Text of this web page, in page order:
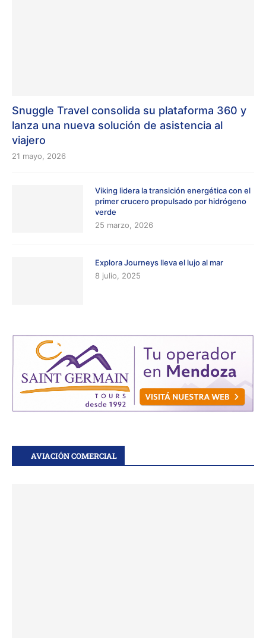
Snuggle Travel consolida su plataforma 360 y
lanza una nueva solución de asistencia al
viajero
21 mayo, 2026
Viking lidera la transición energética con el
primer crucero propulsado por hidrógeno
verde
25 marzo, 2026
Explora Journeys lleva el lujo al mar
8 julio, 2025
AVIACIÓN COMERCIAL